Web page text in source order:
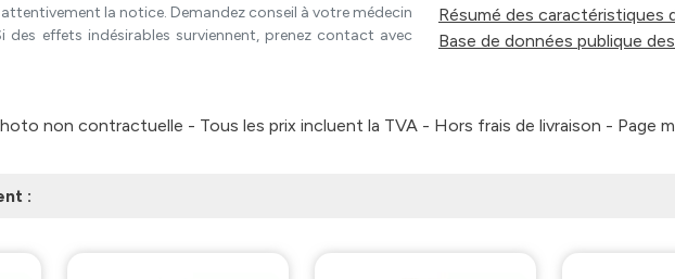
la notice. Demandez conseil à votre médecin
des effets indésirables surviennent, prenez contact avec
Résumé des caractéristiques
Base de données publique
non contractuelle - Tous les prix incluent la TVA - Hors frais de livraison - Page
: